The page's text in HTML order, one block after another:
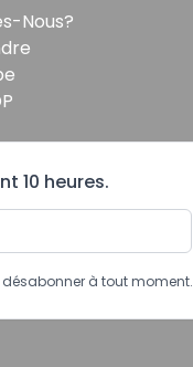
Nous?
10 heures.
à tout moment.